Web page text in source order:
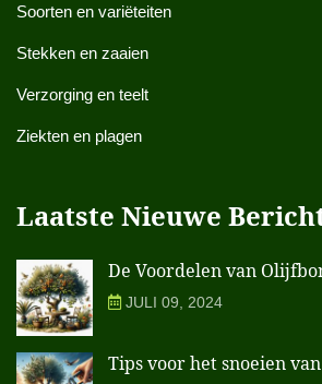
Soorten en variëteiten
Stekken en zaaien
Verzorging en teelt
Ziekten en plagen
Laatste Nieuwe
De Voordelen van
JULI 09, 2024
Tips voor het snoeien van